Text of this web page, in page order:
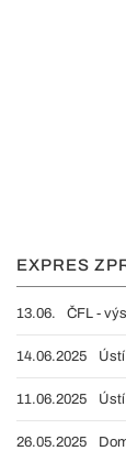
EXPRES
13.06. ČFL -
14.06.2025 Ústí
11.06.2025
26.05.2025